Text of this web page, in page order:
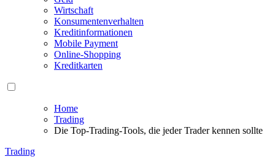
Wirtschaft
Konsumentenverhalten
Kreditinformationen
Mobile Payment
Online-Shopping
Kreditkarten
Home
Trading
Die Top-Trading-Tools, die jeder Trader kennen sollte
Trading